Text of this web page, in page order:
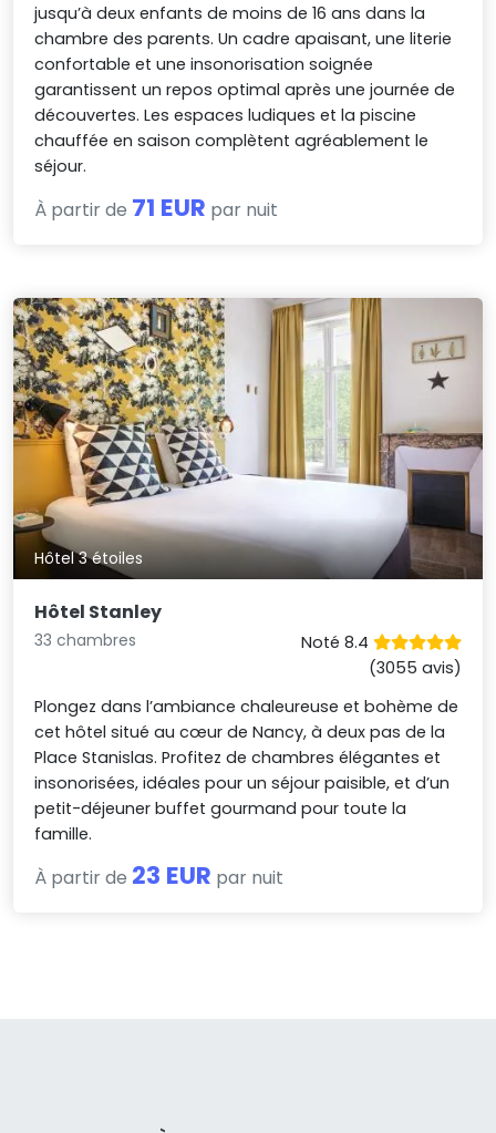
jusqu’à deux enfants de moins de 16 ans dans la
chambre des parents. Un cadre apaisant, une literie
confortable et une insonorisation soignée
garantissent un repos optimal après une journée de
découvertes. Les espaces ludiques et la piscine
chauffée en saison complètent agréablement le
séjour.
À partir de 71 EUR par nuit
Hôtel 3 étoiles
Hôtel Stanley
33 chambres
Noté 8.4
(3055 avis)
Plongez dans l’ambiance chaleureuse et bohème de
cet hôtel situé au cœur de Nancy, à deux pas de la
Place Stanislas. Profitez de chambres élégantes et
insonorisées, idéales pour un séjour paisible, et d’un
petit-déjeuner buffet gourmand pour toute la
famille.
À partir de 23 EUR par nuit